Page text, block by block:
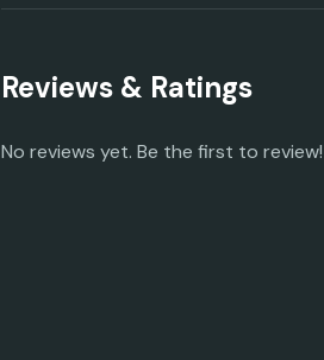
Reviews & Ratings
No reviews yet. Be the first to review!